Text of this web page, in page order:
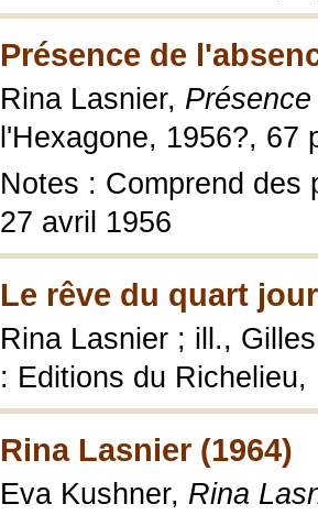
Présence de
Rina Lasnier,
l'Hexagone, 1956?, 67
Notes : Comprend des
27 avril 1956
Le rêve du quart
Rina Lasnier ; ill.,
: Editions du
Rina Lasnier (1964)
Eva Kushner, Rina